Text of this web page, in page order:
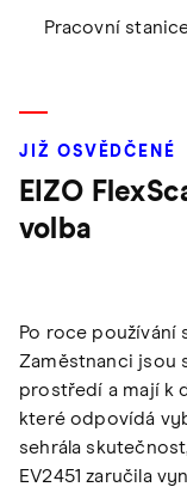
Pracovní
JIŽ OSVĚDČENÉ
EIZO
volba
Po roce používání
Zaměstnanci jsou
prostředí a mají k
které odpovídá
sehrála
EV2451 zaručila